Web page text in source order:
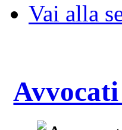
Vai alla